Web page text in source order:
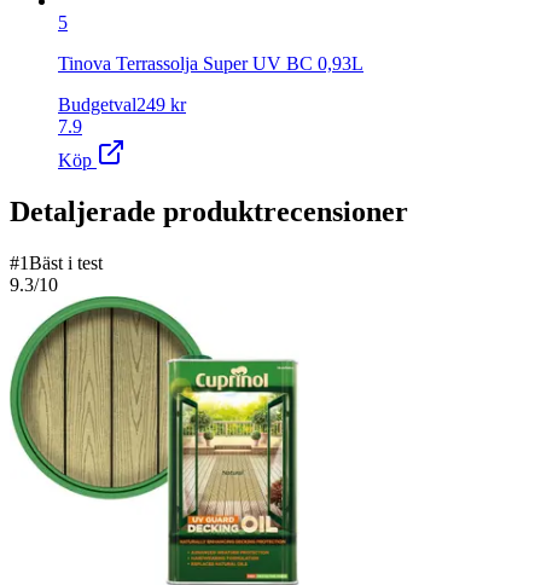
5
Tinova Terrassolja Super UV BC 0,93L
Budgetval249 kr
7.9
Köp
Detaljerade produktrecensioner
#1Bäst i test
9.3/10